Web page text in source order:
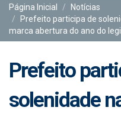
Página Inicial
Notícias
Prefeito participa de
marca abertura do ano do
Prefeito
solenidade